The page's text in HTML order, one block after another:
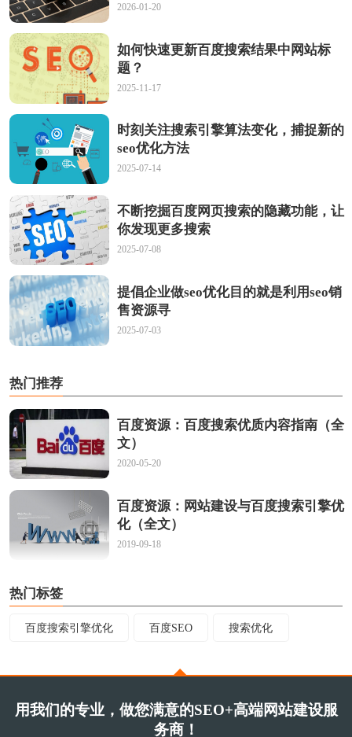
2026-01-20
如何快速更新百度搜索结果中网站标
题？
2025-11-17
时刻关注搜索引擎算法变化，捕捉新的
seo优化方法
2025-07-14
不断挖掘百度网页搜索的隐藏功能，让
你发现更多搜索
2025-07-08
提倡企业做seo优化目的就是利用seo销
售资源寻
2025-07-03
热门推荐
百度资源：百度搜索优质内容指南（全
文）
2020-05-20
百度资源：网站建设与百度搜索引擎优
化（全文）
2019-09-18
热门标签
百度搜索引擎优化 百度SEO 搜索优化
用我们的专业，做您满意的SEO+高端网站建设服
务商！